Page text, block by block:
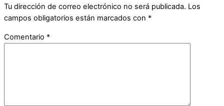
Tu dirección de correo electrónico no será publicada. Los
campos obligatorios están marcados con *
Comentario *